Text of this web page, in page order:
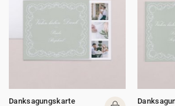
Danksagungskarte